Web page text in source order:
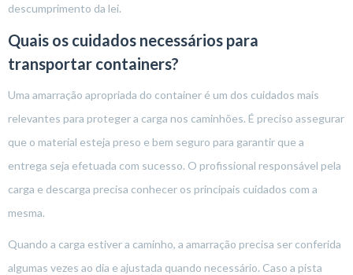
descumprimento da lei.
Quais os cuidados necessários para
transportar containers?
Uma amarração apropriada do container é um dos cuidados mais
relevantes para proteger a carga nos caminhões. É preciso assegurar
que o material esteja preso e bem seguro para garantir que a
entrega seja efetuada com sucesso. O profissional responsável pela
carga e descarga precisa conhecer os principais cuidados com a
mesma.
Quando a carga estiver a caminho, a amarração precisa ser conferida
algumas vezes ao dia e ajustada quando necessário. Caso a pista